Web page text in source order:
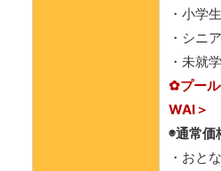
・小学
・シニ
・未就
✿プール
WAI＞
◉通常価
・おと